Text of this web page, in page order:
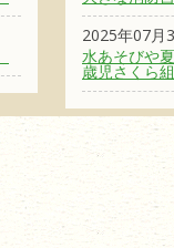
2025年07月
水あそびや
歳児さくら